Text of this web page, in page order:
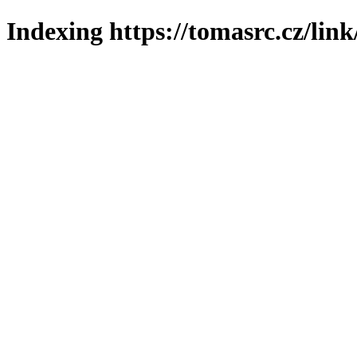
Indexing https://tomasrc.cz/